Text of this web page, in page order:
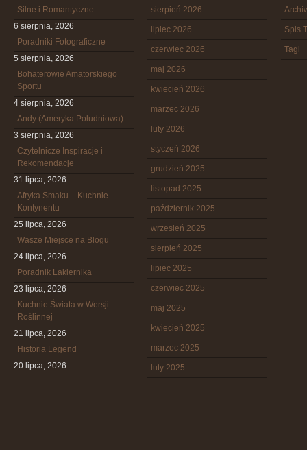
Silne i Romantyczne
6 sierpnia, 2026
Poradniki Fotograficzne
5 sierpnia, 2026
Bohaterowie Amatorskiego
Sportu
4 sierpnia, 2026
Andy (Ameryka Południowa)
3 sierpnia, 2026
Czytelnicze Inspiracje i
Rekomendacje
31 lipca, 2026
Afryka Smaku – Kuchnie
Kontynentu
25 lipca, 2026
Wasze Miejsce na Blogu
24 lipca, 2026
Poradnik Lakiernika
23 lipca, 2026
Kuchnie Świata w Wersji
Roślinnej
21 lipca, 2026
Historia Legend
20 lipca, 2026
sierpień 2026
lipiec 2026
czerwiec 2026
maj 2026
kwiecień 2026
marzec 2026
luty 2026
styczeń 2026
grudzień 2025
listopad 2025
październik 2025
wrzesień 2025
sierpień 2025
lipiec 2025
czerwiec 2025
maj 2025
kwiecień 2025
marzec 2025
luty 2025
Spis
Tagi